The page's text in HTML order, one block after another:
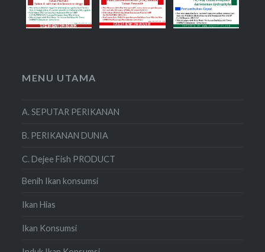
MENU UTAMA
A. SEPUTAR PERIKANAN
B. PERIKANAN DUNIA
C. Dejee Fish PRODUCT
Benih Ikan konsumsi
Ikan Hias
Ikan Konsumsi